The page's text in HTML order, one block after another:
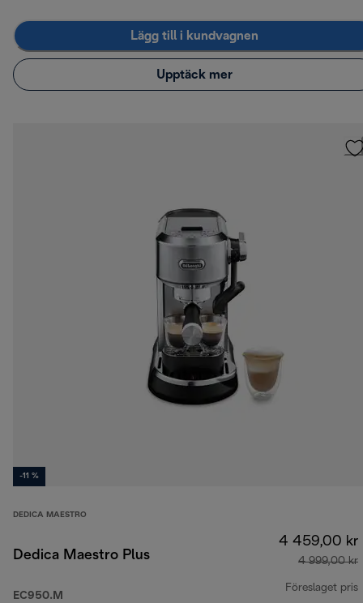
Lägg till i kundvagnen
Upptäck mer
-11 %
DEDICA MAESTRO
Dedica Maestro Plus
EC950.M
4 459,00 kr
4 999,00 kr
Föreslaget pris